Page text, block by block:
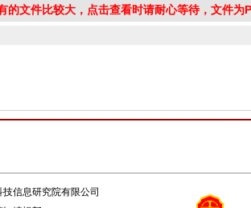
的文件比较大，点击查看时请耐心等待，文件为
信息研究院有限公司